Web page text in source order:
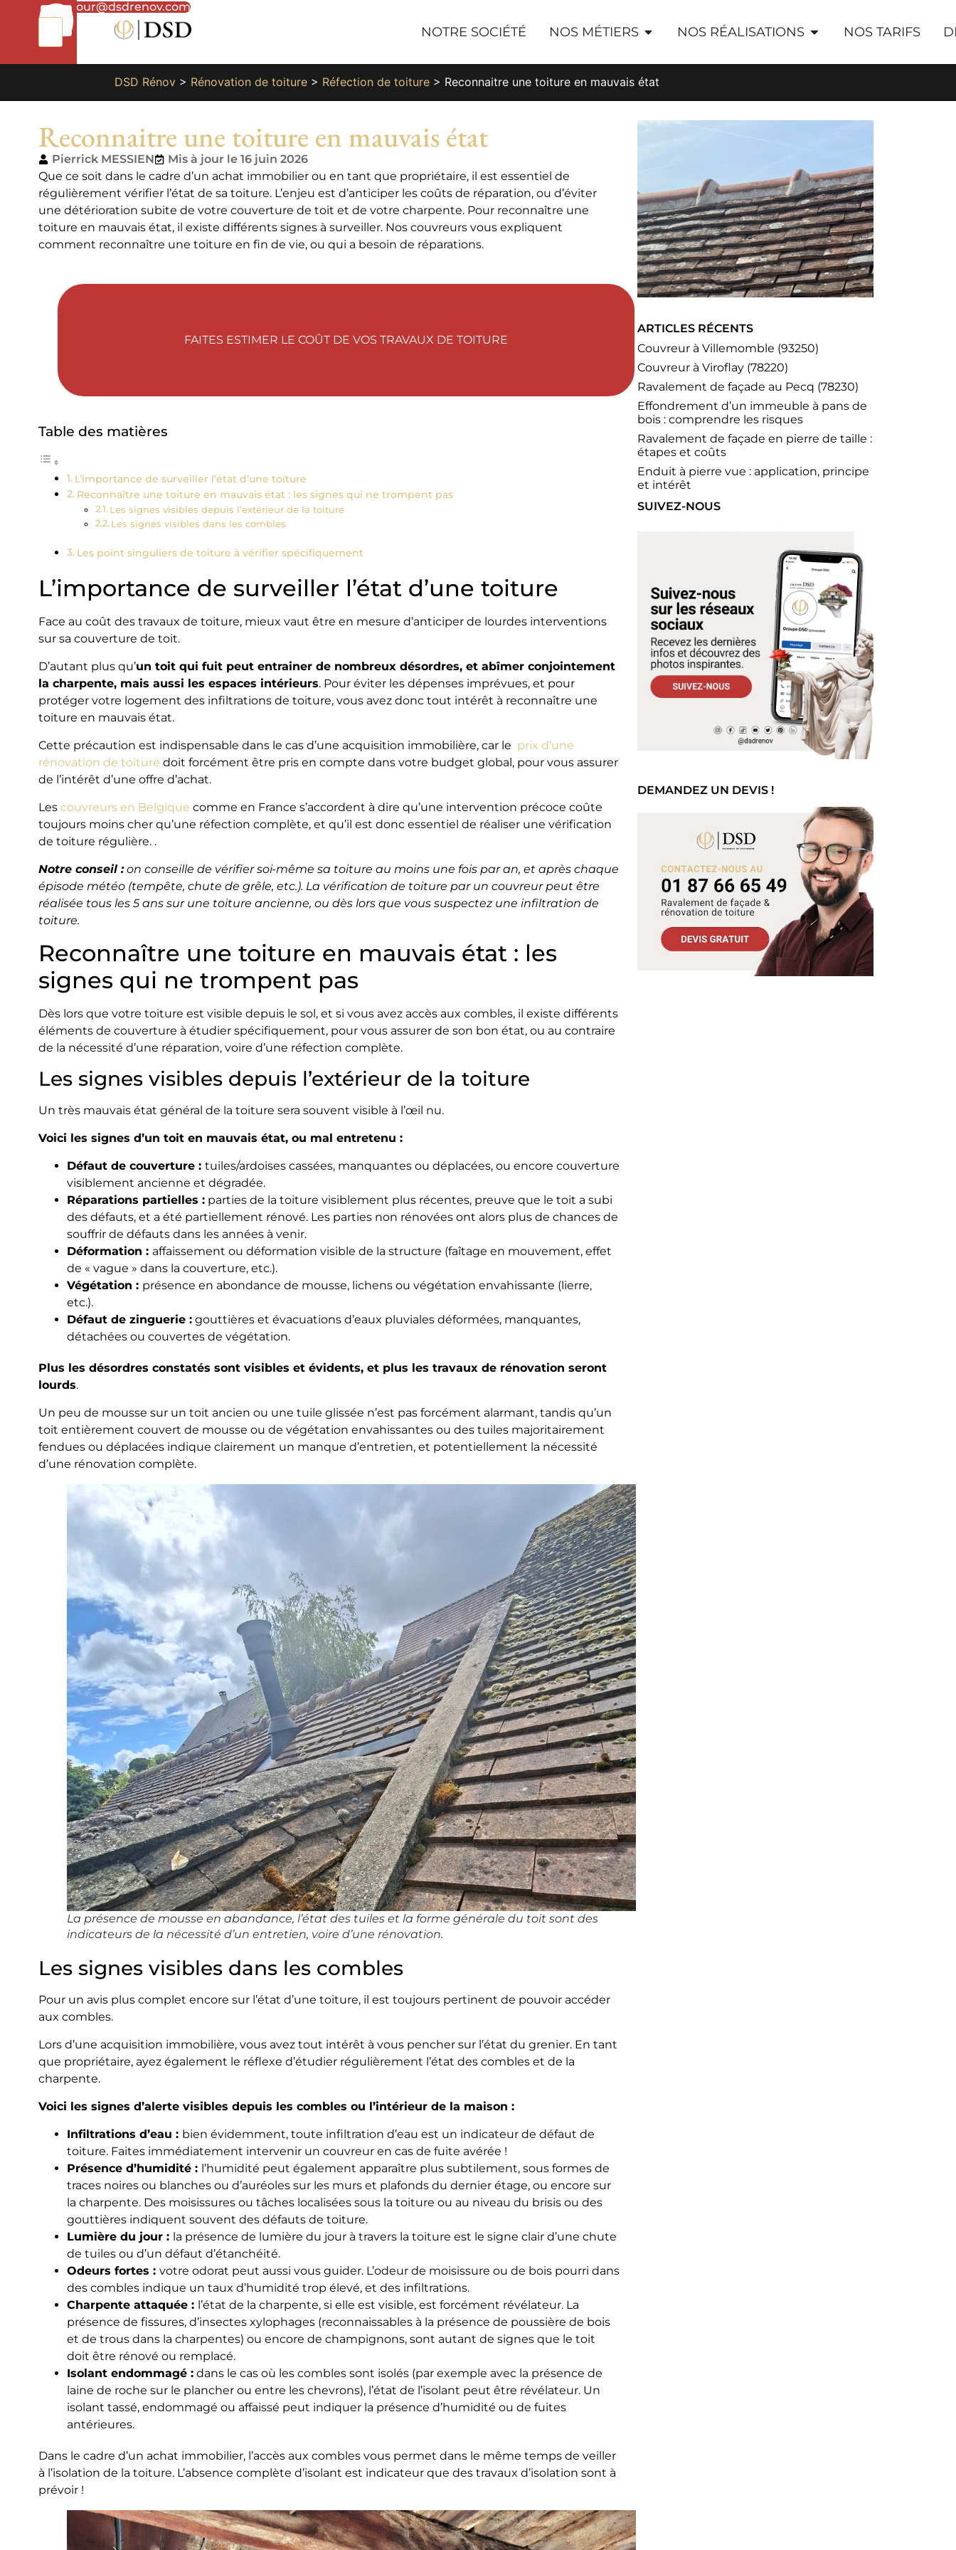
01
87
65
49
bonjour@dsdrenov.com
NOTRE SOCIÉTÉ NOS MÉTIERS NOS RÉALISATIONS NOS TARIFS
DSD Rénov > Rénovation de toiture > Réfection de toiture > Reconnaitre une toiture en mauvais état
Reconnaitre une toiture en mauvais état
Pierrick MESSIEN
Mis à jour le 16 juin 2026
Que ce soit dans le cadre d’un achat immobilier ou en tant que propriétaire, il est essentiel de
régulièrement vérifier l’état de sa toiture. L’enjeu est d’anticiper les coûts de réparation, ou d’éviter
une détérioration subite de votre couverture de toit et de votre charpente. Pour reconnaître une
toiture en mauvais état, il existe différents signes à surveiller. Nos couvreurs vous expliquent
comment reconnaître une toiture en fin de vie, ou qui a besoin de réparations.
FAITES ESTIMER LE COÛT DE VOS TRAVAUX DE TOITURE
Table des matières
L’importance de surveiller l’état d’une toiture
Reconnaître une toiture en mauvais état : les signes qui ne trompent pas
Les signes visibles depuis l’extérieur de la toiture
Les signes visibles dans les combles
Les point singuliers de toiture à vérifier spécifiquement
L’importance de surveiller l’état d’une toiture
Face au coût des travaux de toiture, mieux vaut être en mesure d’anticiper de lourdes interventions
sur sa couverture de toit.
D’autant plus qu’un toit qui fuit peut entrainer de nombreux désordres, et abîmer conjointement
la charpente, mais aussi les espaces intérieurs. Pour éviter les dépenses imprévues, et pour
protéger votre logement des infiltrations de toiture, vous avez donc tout intérêt à reconnaître une
toiture en mauvais état.
Cette précaution est indispensable dans le cas d’une acquisition immobilière, car le prix d’une
rénovation de toiture doit forcément être pris en compte dans votre budget global, pour vous assurer
de l’intérêt d’une offre d’achat.
Les couvreurs en Belgique comme en France s’accordent à dire qu’une intervention précoce coûte
toujours moins cher qu’une réfection complète, et qu’il est donc essentiel de réaliser une vérification
de toiture régulière. .
Notre conseil :on conseille de vérifier soi-même sa toiture au moins une fois par an, et après chaque
épisode météo (tempête, chute de grêle, etc.). La vérification de toiture par un couvreur peut être
réalisée tous les 5 ans sur une toiture ancienne, ou dès lors que vous suspectez une infiltration de
toiture.
Reconnaître une toiture en mauvais état : les
signes qui ne trompent pas
Dès lors que votre toiture est visible depuis le sol, et si vous avez accès aux combles, il existe différents
éléments de couverture à étudier spécifiquement, pour vous assurer de son bon état, ou au contraire
de la nécessité d’une réparation, voire d’une réfection complète.
Les signes visibles depuis l’extérieur de la toiture
Un très mauvais état général de la toiture sera souvent visible à l’œil nu.
Voici les signes d’un toit en mauvais état, ou mal entretenu :
Défaut de couverture : tuiles/ardoises cassées, manquantes ou déplacées, ou encore couverture
visiblement ancienne et dégradée.
Réparations partielles :parties de la toiture visiblement plus récentes, preuve que le toit a subi
des défauts, et a été partiellement rénové. Les parties non rénovées ont alors plus de chances de
souffrir de défauts dans les années à venir.
Déformation : affaissement ou déformation visible de la structure (faîtage en mouvement, effet
de « vague » dans la couverture, etc.).
Végétation : présence en abondance de mousse, lichens ou végétation envahissante (lierre,
etc.).
Défaut de zinguerie :gouttières et évacuations d’eaux pluviales déformées, manquantes,
détachées ou couvertes de végétation.
Plus les désordres constatés sont visibles et évidents, et plus les travaux de rénovation seront
lourds.
Un peu de mousse sur un toit ancien ou une tuile glissée n’est pas forcément alarmant, tandis qu’un
toit entièrement couvert de mousse ou de végétation envahissantes ou des tuiles majoritairement
fendues ou déplacées indique clairement un manque d’entretien, et potentiellement la nécessité
d’une rénovation complète.
La présence de mousse en abandance, l’état des tuiles et la forme générale du toit sont des
indicateurs de la nécessité d’un entretien, voire d’une rénovation.
Les signes visibles dans les combles
Pour un avis plus complet encore sur l’état d’une toiture, il est toujours pertinent de pouvoir accéder
aux combles.
Lors d’une acquisition immobilière, vous avez tout intérêt à vous pencher sur l’état du grenier. En tant
que propriétaire, ayez également le réflexe d’étudier régulièrement l’état des combles et de la
charpente.
Voici les signes d’alerte visibles depuis les combles ou l’intérieur de la maison :
Infiltrations d’eau : bien évidemment, toute infiltration d’eau est un indicateur de défaut de
toiture. Faites immédiatement intervenir un couvreur en cas de fuite avérée !
Présence d’humidité : l’humidité peut également apparaître plus subtilement, sous formes de
traces noires ou blanches ou d’auréoles sur les murs et plafonds du dernier étage, ou encore sur
la charpente. Des moisissures ou tâches localisées sous la toiture ou au niveau du brisis ou des
gouttières indiquent souvent des défauts de toiture.
Lumière du jour : la présence de lumière du jour à travers la toiture est le signe clair d’une chute
de tuiles ou d’un défaut d’étanchéité.
Odeurs fortes : votre odorat peut aussi vous guider. L’odeur de moisissure ou de bois pourri dans
des combles indique un taux d’humidité trop élevé, et des infiltrations.
Charpente attaquée : l’état de la charpente, si elle est visible, est forcément révélateur. La
présence de fissures, d’insectes xylophages (reconnaissables à la présence de poussière de bois
et de trous dans la charpentes) ou encore de champignons, sont autant de signes que le toit
doit être rénové ou remplacé.
Isolant endommagé :dans le cas où les combles sont isolés (par exemple avec la présence de
laine de roche sur le plancher ou entre les chevrons), l’état de l’isolant peut être révélateur. Un
isolant tassé, endommagé ou affaissé peut indiquer la présence d’humidité ou de fuites
antérieures.
Dans le cadre d’un achat immobilier, l’accès aux combles vous permet dans le même temps de veiller
à l’isolation de la toiture. L’absence complète d’isolant est indicateur que des travaux d’isolation sont à
prévoir !
ARTICLES RÉCENTS
Couvreur à Villemomble (93250)
Couvreur à Viroflay (78220)
Ravalement de façade au Pecq (78230)
Effondrement d’un immeuble à pans de
bois : comprendre les risques
Ravalement de façade en pierre de taille :
étapes et coûts
Enduit à pierre vue : application, principe
et intérêt
SUIVEZ-NOUS
DEMANDEZ UN DEVIS !